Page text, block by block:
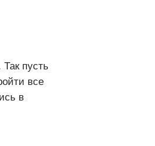
пусть
все
в